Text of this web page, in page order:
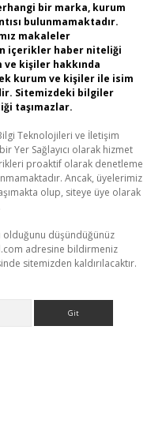
bir marka, kurum
bulunmamaktadır.
makaleler
içerikler haber niteliği
kişiler hakkında
kurum ve kişiler ile isim
Sitemizdeki bilgiler
taşımazlar.
Teknolojileri ve İletişim
Yer Sağlayıcı olarak hizmet
proaktif olarak denetleme
Ancak, üyelerimiz
olup, siteye üye olarak
olduğunu düşündüğünüz
adresine bildirmeniz
sitemizden kaldırılacaktır.